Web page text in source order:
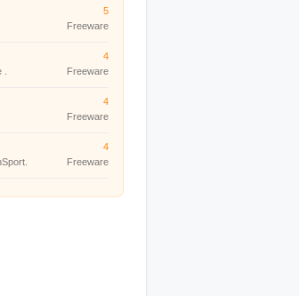
5
Freeware
4
Freeware
4
Freeware
4
Freeware